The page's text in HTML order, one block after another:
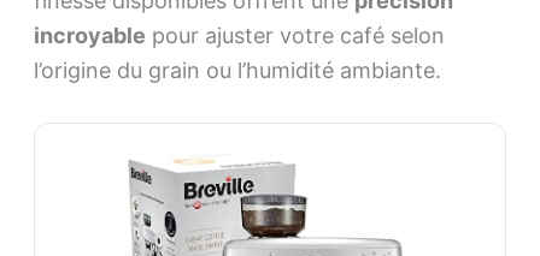
incroyable pour ajuster votre café selon
l’origine du grain ou l’humidité ambiante.